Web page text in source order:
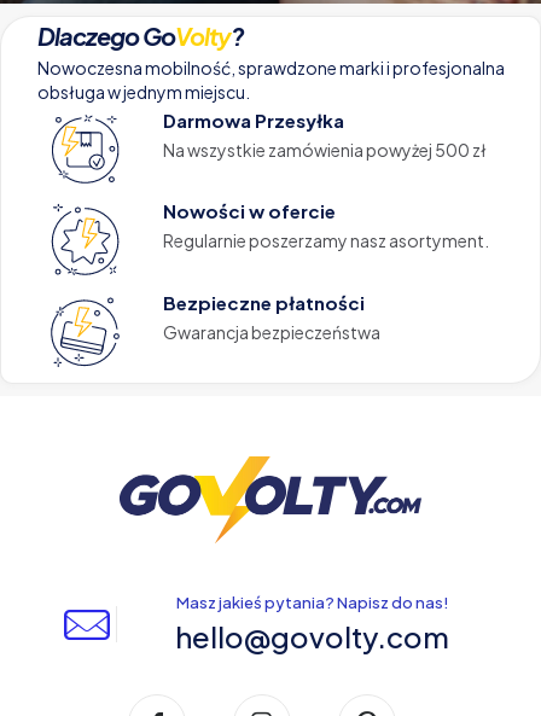
Dlaczego GoVolty?
Nowoczesna mobilność, sprawdzone marki i profesjonalna
obsługa w jednym miejscu.
Darmowa Przesyłka
Na wszystkie zamówienia powyżej 500 zł
Nowości w ofercie
Regularnie poszerzamy nasz asortyment.
Bezpieczne płatności
Gwarancja bezpieczeństwa
Masz jakieś pytania? Napisz do nas!
hello@govolty.com